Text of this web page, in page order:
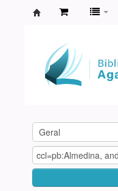
Agamenon
Magalhães